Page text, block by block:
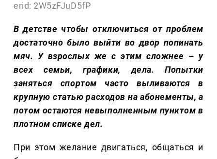
erid: 2W5zFJuD5fP
В детстве чтобы отключиться от проблем
достаточно было выйти во двор попинать
мяч. У взрослых же с этим сложнее – у
всех семьи, графики, дела. Попытки
заняться спортом часто выливаются в
крупную статью расходов на абонементы, а
потом остаются невыполненным пунктом в
плотном списке дел.
При этом желание двигаться, общаться и